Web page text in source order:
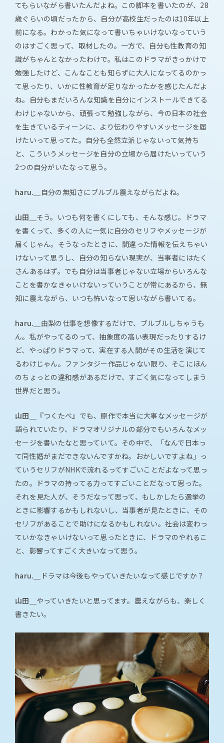
てもらいながら書いたんだよね。この脚本を書いたのが、28
歳ぐらいの頃だったから、自分が高校生だったのは10年以上
前になる。わかった気になって書いちゃいけないなっていう
のはすごく思って、取材したの。一方で、自分も性教育の知
識がちゃんとなかったわけで。私はこのドラマがきっかけで
勉強したけど、こんなことも知らずに大人になってるのかっ
て思ったり、いかに性教育が足りなかったかを感じたんだよ
ね。自分もまだいろんな知識を自分にインストールできてる
わけじゃないから、頑張って勉強しながら、今の日本の社会
を生きているティーンに、より伝わりやすいメッセージを届
けたいって思ってた。自分も全然立派じゃないって気持ち
と、こういうメッセージを自分の立場から届けたいっていう
2つの自分がいたなって思う。
haru.＿ 自分の無知さにブルブル震えながらだよね。
山田＿ そう。いつも何を書くにしても、そんな感じ。ドラマ
を書くって、多くの人に一気に自分のセリフやメッセージが
届くじゃん。そうなったときに、間違った情報を伝えちゃい
けないって思うし、自分の知らない現実が、当事者にはたく
さんあるはず。でも自分は当事者じゃない立場からいろんな
ことを書かなきゃいけないっていうことが常にあるから、無
知に震えながら、いつも怖いなって思いながら書いてる。
haru.＿ 由梨の仕事を想像するだけで、ブルブルしちゃうも
ん。私がやってるのって、抽象度の高い表現だったりするけ
ど、やっぱりドラマって、実在する人間がその生活を演じて
るわけじゃん。ファンタジー作品じゃない限り、そこにほん
のちょっとの違和感があるだけで、すごく気になってしまう
世界だと思う。
山田＿
『つくたべ』でも、原作で本当に大事なメッセージが
語られていたり、ドラマオリジナルの部分でもいろんなメッ
セージを書いたなと思っていて。その中で、「なんで日本っ
て同性婚がまだできないんですかね。おかしいですよね」っ
ていうセリフがNHKで流れるってすごいことだよなって思っ
たの。ドラマの持ってる力ってすごいことだなって思った。
それを見た人が、そうだなって思って、もしかしたら選挙の
ときに影響するかもしれないし、当事者が見たときに、その
セリフがあることで助けになるかもしれない。社会は変わっ
ていかなきゃいけないって思ったときに、ドラマのやれるこ
と、影響ってすごく大きいなって思う。
haru.＿ ドラマは今後もやっていきたいなって感じですか？
山田＿ やっていきたいと思ってます。震えながらも、楽しく
書きたい。